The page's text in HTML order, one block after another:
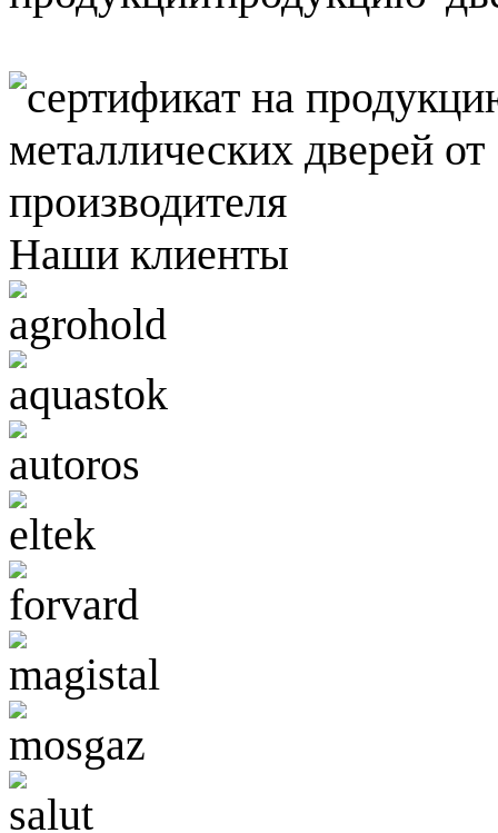
Наши клиенты